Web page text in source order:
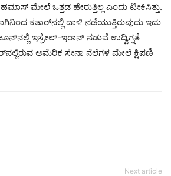
ಮೇಲೆ ಒತ್ತಡ ಹೇರುತ್ತಿಲ್ಲ ಎಂದು ಟೀಕಿಸಿತ್ತು.
ಕತಾರ್‌ನಲ್ಲಿ ದಾಳಿ ನಡೆಯುತ್ತಿರುವುದು ಇದು
ಇಸ್ರೇಲ್-ಇರಾನ್ ನಡುವೆ ಉದ್ವಿಗ್ನತೆ
ಅಮೆರಿಕ ಸೇನಾ ನೆಲೆಗಳ ಮೇಲೆ ಕ್ಷಿಪಣಿ
Next article